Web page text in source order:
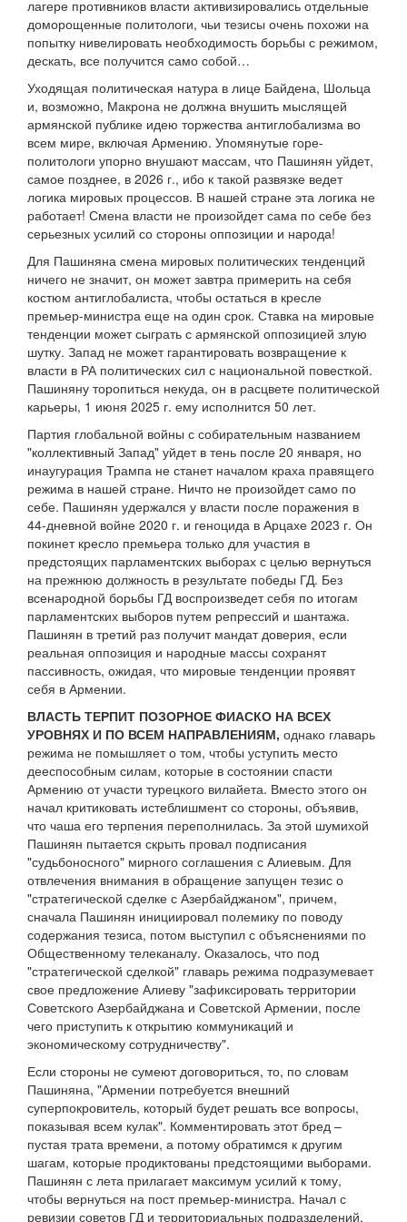
лагере противников власти активизировались отдельные
доморощенные политологи, чьи тезисы очень похожи на
попытку нивелировать необходимость борьбы с режимом,
дескать, все получится само собой…
Уходящая политическая натура в лице Байдена, Шольца
и, возможно, Макрона не должна внушить мыслящей
армянской публике идею торжества антиглобализма во
всем мире, включая Армению. Упомянутые горе-
политологи упорно внушают массам, что Пашинян уйдет,
самое позднее, в 2026 г., ибо к такой развязке ведет
логика мировых процессов. В нашей стране эта логика не
работает! Смена власти не произойдет сама по себе без
серьезных усилий со стороны оппозиции и народа!
Для Пашиняна смена мировых политических тенденций
ничего не значит, он может завтра примерить на себя
костюм антиглобалиста, чтобы остаться в кресле
премьер-министра еще на один срок. Ставка на мировые
тенденции может сыграть с армянской оппозицией злую
шутку. Запад не может гарантировать возвращение к
власти в РА политических сил с национальной повесткой.
Пашиняну торопиться некуда, он в расцвете политической
карьеры, 1 июня 2025 г. ему исполнится 50 лет.
Партия глобальной войны с собирательным названием
"коллективный Запад" уйдет в тень после 20 января, но
инаугурация Трампа не станет началом краха правящего
режима в нашей стране. Ничто не произойдет само по
себе. Пашинян удержался у власти после поражения в
44-дневной войне 2020 г. и геноцида в Арцахе 2023 г. Он
покинет кресло премьера только для участия в
предстоящих парламентских выборах с целью вернуться
на прежнюю должность в результате победы ГД. Без
всенародной борьбы ГД воспроизведет себя по итогам
парламентских выборов путем репрессий и шантажа.
Пашинян в третий раз получит мандат доверия, если
реальная оппозиция и народные массы сохранят
пассивность, ожидая, что мировые тенденции проявят
себя в Армении.
ВЛАСТЬ ТЕРПИТ ПОЗОРНОЕ ФИАСКО НА ВСЕХ
УРОВНЯХ И ПО ВСЕМ НАПРАВЛЕНИЯМ, однако главарь
режима не помышляет о том, чтобы уступить место
дееспособным силам, которые в состоянии спасти
Армению от участи турецкого вилайета. Вместо этого он
начал критиковать истеблишмент со стороны, объявив,
что чаша его терпения переполнилась. За этой шумихой
Пашинян пытается скрыть провал подписания
"судьбоносного" мирного соглашения с Алиевым. Для
отвлечения внимания в обращение запущен тезис о
"стратегической сделке с Азербайджаном", причем,
сначала Пашинян инициировал полемику по поводу
содержания тезиса, потом выступил с объяснениями по
Общественному телеканалу. Оказалось, что под
"стратегической сделкой" главарь режима подразумевает
свое предложение Алиеву "зафиксировать территории
Советского Азербайджана и Советской Армении, после
чего приступить к открытию коммуникаций и
экономическому сотрудничеству".
Если стороны не сумеют договориться, то, по словам
Пашиняна, "Армении потребуется внешний
суперпокровитель, который будет решать все вопросы,
показывая всем кулак". Комментировать этот бред –
пустая трата времени, а потому обратимся к другим
шагам, которые продиктованы предстоящими выборами.
Пашинян с лета прилагает максимум усилий к тому,
чтобы вернуться на пост премьер-министра. Начал с
ревизии советов ГД и территориальных подразделений,